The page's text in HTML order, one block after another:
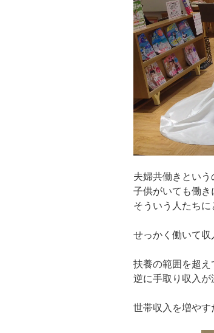
夫婦共働きという
子供がいても働き
そういう人たちに
せっかく働いて収
扶養の範囲を超え
逆に手取り収入が
世帯収入を増やす